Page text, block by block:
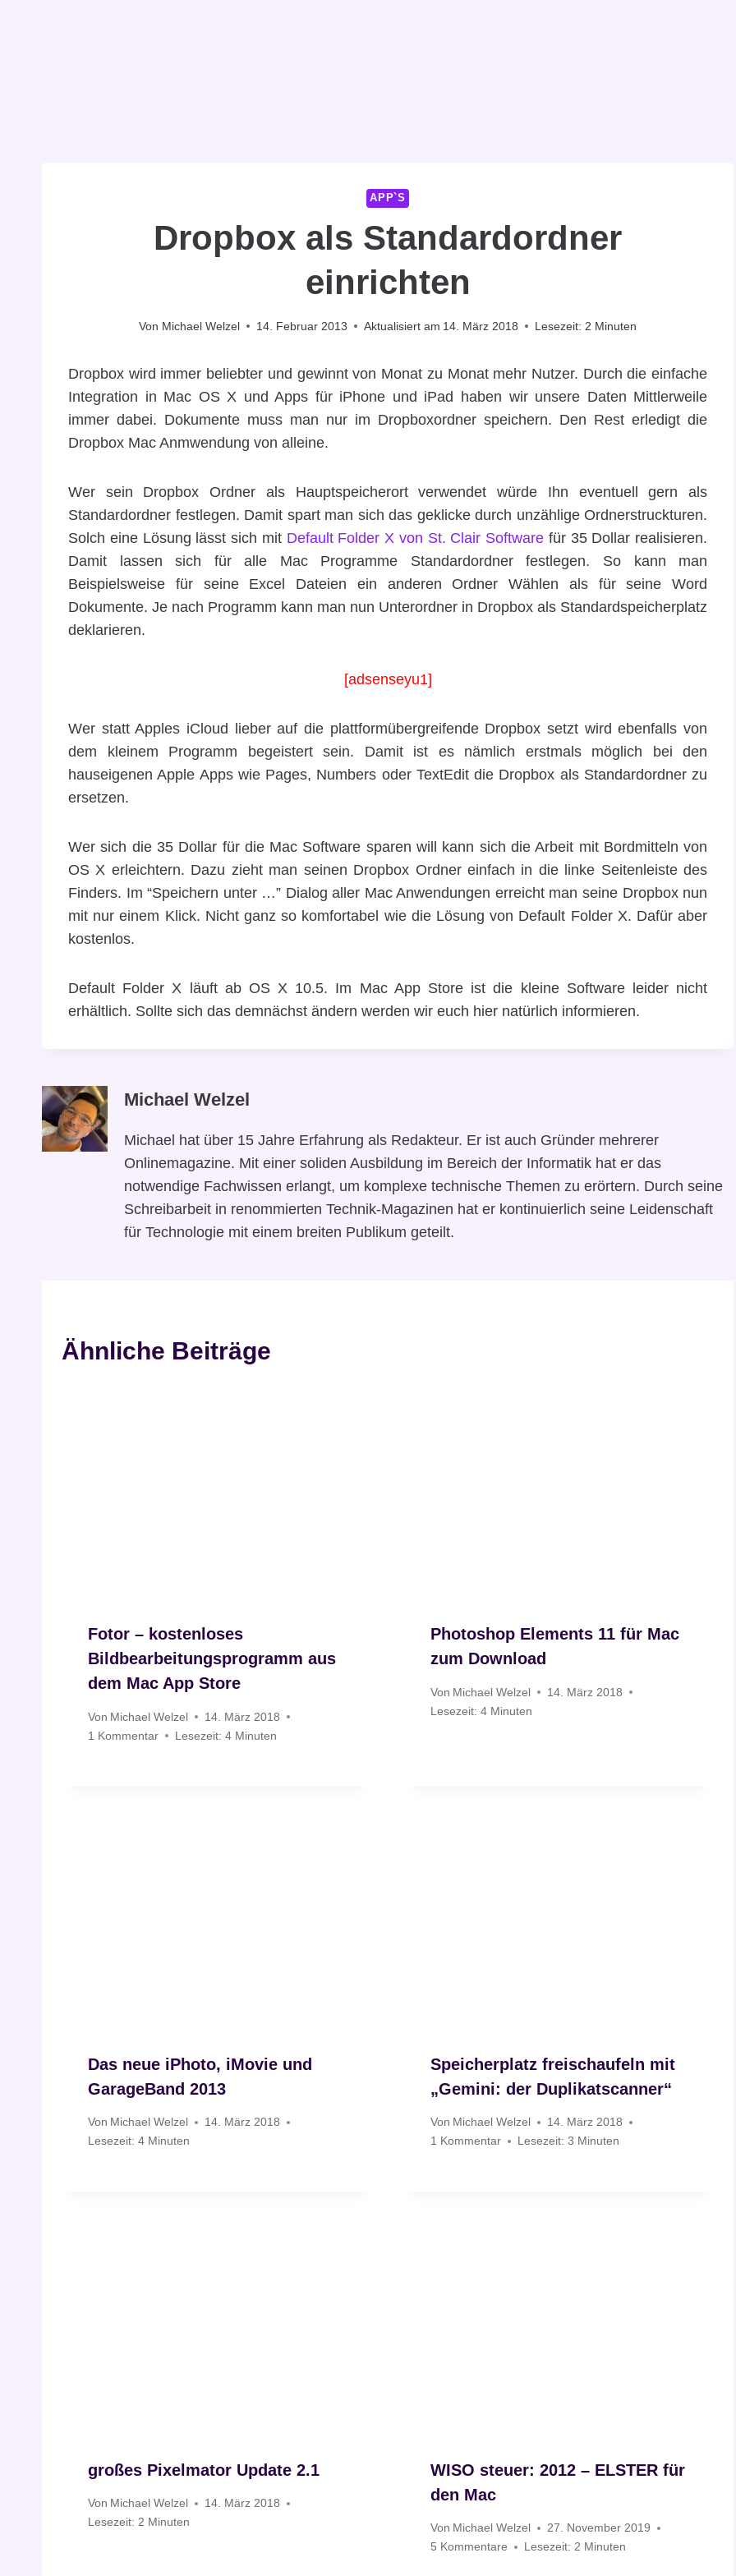
APP`S
Dropbox als Standardordner
einrichten
Von Michael Welzel 14. Februar 2013 Aktualisiert am 14. März 2018 Lesezeit: 2 Minuten
Dropbox wird immer beliebter und gewinnt von Monat zu Monat mehr Nutzer. Durch die einfache
Integration in Mac OS X und Apps für iPhone und iPad haben wir unsere Daten Mittlerweile
immer dabei. Dokumente muss man nur im Dropboxordner speichern. Den Rest erledigt die
Dropbox Mac Anmwendung von alleine.
Wer sein Dropbox Ordner als Hauptspeicherort verwendet würde Ihn eventuell gern als
Standardordner festlegen. Damit spart man sich das geklicke durch unzählige Ordnerstruckturen.
Solch eine Lösung lässt sich mit Default Folder X von St. Clair Software für 35 Dollar realisieren.
Damit lassen sich für alle Mac Programme Standardordner festlegen. So kann man
Beispielsweise für seine Excel Dateien ein anderen Ordner Wählen als für seine Word
Dokumente. Je nach Programm kann man nun Unterordner in Dropbox als Standardspeicherplatz
deklarieren.
[adsenseyu1]
Wer statt Apples iCloud lieber auf die plattformübergreifende Dropbox setzt wird ebenfalls von
dem kleinem Programm begeistert sein. Damit ist es nämlich erstmals möglich bei den
hauseigenen Apple Apps wie Pages, Numbers oder TextEdit die Dropbox als Standardordner zu
ersetzen.
Wer sich die 35 Dollar für die Mac Software sparen will kann sich die Arbeit mit Bordmitteln von
OS X erleichtern. Dazu zieht man seinen Dropbox Ordner einfach in die linke Seitenleiste des
Finders. Im “Speichern unter …” Dialog aller Mac Anwendungen erreicht man seine Dropbox nun
mit nur einem Klick. Nicht ganz so komfortabel wie die Lösung von Default Folder X. Dafür aber
kostenlos.
Default Folder X läuft ab OS X 10.5. Im Mac App Store ist die kleine Software leider nicht
erhältlich. Sollte sich das demnächst ändern werden wir euch hier natürlich informieren.
Michael Welzel
Michael hat über 15 Jahre Erfahrung als Redakteur. Er ist auch Gründer mehrerer
Onlinemagazine. Mit einer soliden Ausbildung im Bereich der Informatik hat er das
notwendige Fachwissen erlangt, um komplexe technische Themen zu erörtern. Durch seine
Schreibarbeit in renommierten Technik-Magazinen hat er kontinuierlich seine Leidenschaft
für Technologie mit einem breiten Publikum geteilt.
Ähnliche Beiträge
Fotor – kostenloses
Bildbearbeitungsprogramm aus
dem Mac App Store
Von Michael Welzel
14. März 2018
1 Kommentar
Lesezeit: 4 Minuten
Photoshop Elements 11 für Mac
zum Download
Von Michael Welzel
14. März 2018
Lesezeit: 4 Minuten
Das neue iPhoto, iMovie und
GarageBand 2013
Von Michael Welzel
14. März 2018
Lesezeit: 4 Minuten
Speicherplatz freischaufeln mit
„Gemini: der Duplikatscanner“
Von Michael Welzel
14. März 2018
1 Kommentar
Lesezeit: 3 Minuten
großes Pixelmator Update 2.1
Von Michael Welzel
14. März 2018
Lesezeit: 2 Minuten
WISO steuer: 2012 – ELSTER für
den Mac
Von Michael Welzel
27. November 2019
5 Kommentare
Lesezeit: 2 Minuten